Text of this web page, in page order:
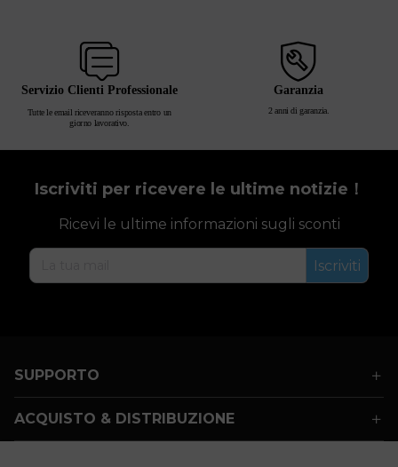
Servizio Clienti Professionale
Tutte le email riceveranno risposta entro un
giorno lavorativo.
Garanzia
2 anni di garanzia.
Iscriviti per ricevere le ultime notizie！
Ricevi le ultime informazioni sugli sconti
Iscriviti
SUPPORTO
ACQUISTO & DISTRIBUZIONE